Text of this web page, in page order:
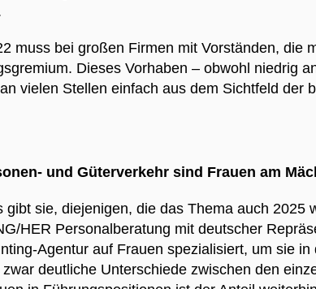
muss bei großen Firmen mit Vorständen, die
Dieses Vorhaben – obwohl niedrig
vielen Stellen einfach aus dem Sichtfeld der
und Güterverkehr sind Frauen am
gibt sie, diejenigen, die das Thema auch
HER Personalberatung mit deutscher
Agentur auf Frauen spezialisiert, um sie
zwar deutliche Unterschiede zwischen den